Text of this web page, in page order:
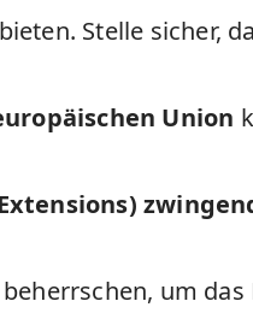
Stelle sicher,
Union
beherrschen, um